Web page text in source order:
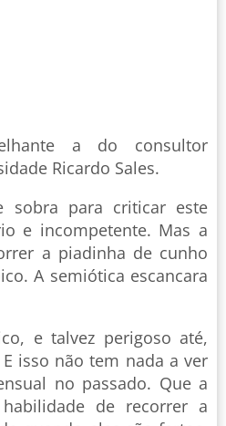
a do consultor
Ricardo Sales.
sobra para criticar este
e incompetente. Mas a
a piadinha de cunho
A semiótica escancara
e talvez perigoso até,
isso não tem nada a ver
no passado. Que a
de recorrer a